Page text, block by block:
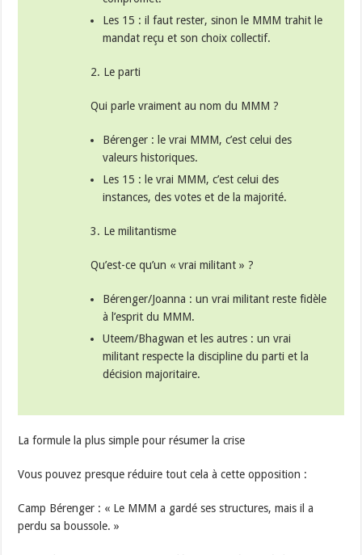
Les 15 : il faut rester, sinon le MMM trahit le
mandat reçu et son choix collectif.
2. Le parti
Qui parle vraiment au nom du MMM ?
Bérenger : le vrai MMM, c’est celui des
valeurs historiques.
Les 15 : le vrai MMM, c’est celui des
instances, des votes et de la majorité.
3. Le militantisme
Qu’est-ce qu’un « vrai militant » ?
Bérenger/Joanna : un vrai militant reste fidèle
à l’esprit du MMM.
Uteem/Bhagwan et les autres : un vrai
militant respecte la discipline du parti et la
décision majoritaire.
La formule la plus simple pour résumer la crise
Vous pouvez presque réduire tout cela à cette opposition :
Camp Bérenger : « Le MMM a gardé ses structures, mais il a
perdu sa boussole. »